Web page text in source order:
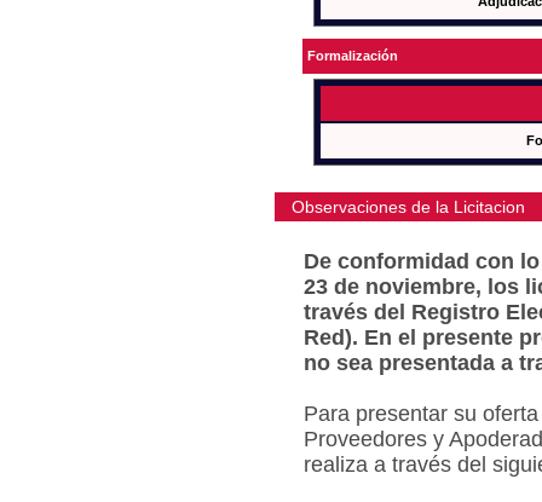
Formalización
Observaciones de la Licitacion
De conformidad con
23 de noviembre, los
través del Registro
Red). En el presente
no sea presentada a
Para presentar su
Proveedores y
realiza a través del